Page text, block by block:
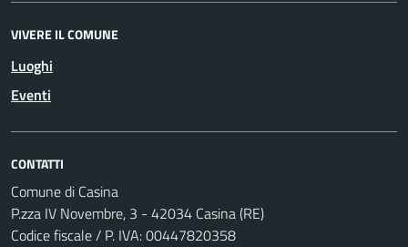
VIVERE IL COMUNE
Luoghi
Eventi
CONTATTI
Comune di Casina
P.zza IV Novembre, 3 - 42034 Casina (RE)
Codice fiscale / P. IVA: 00447820358